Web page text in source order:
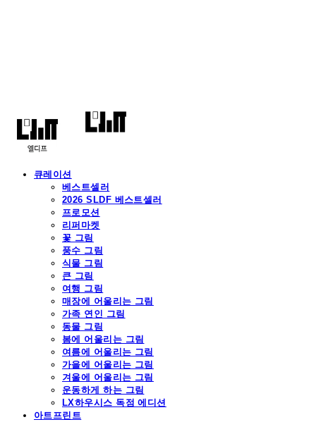
큐레이션
베스트셀러
2026 SLDF 베스트셀러
프로모션
리퍼마켓
꽃 그림
풍수 그림
식물 그림
큰 그림
여행 그림
매장에 어울리는 그림
가족 연인 그림
동물 그림
봄에 어울리는 그림
여름에 어울리는 그림
가을에 어울리는 그림
겨울에 어울리는 그림
운동하게 하는 그림
LX하우시스 독점 에디션
아트프린트